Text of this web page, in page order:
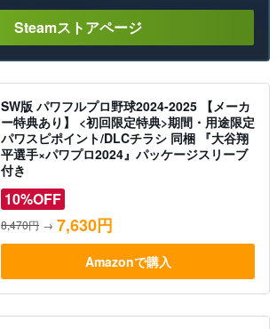
Steamストアページ
SW版 パワフルプロ野球2024-2025 【メーカ
ー特典あり】 <初回限定特典>期間・用途限定
パワスピポイント/DLCチラシ 同梱 『大谷翔
平選手×パワプロ2024』パッケージスリーブ
付き
10%OFF
8,470円 → 7,630円
Amazonで購入